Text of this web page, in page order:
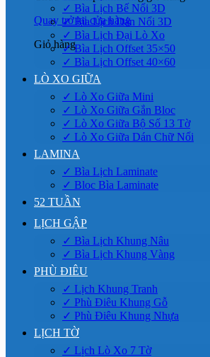
Quay trở lại cửa hàng
Giỏ hàng
✓ Bìa Lịch Bế Nổi 3D
✓ Bìa Lịch Dán Nổi 3D
✓ Bìa Lịch Đại Lò Xo
✓ Bìa Lịch Offset 35×50
✓ Bìa Lịch Offset 40×60
LÒ XO GIỮA
✓ Lò Xo Giữa Mini
✓ Lò Xo Giữa Gắn Bloc
✓ Lò Xo Giữa Bộ Số 13 Tờ
✓ Lò Xo Giữa Dán Chữ Nổi
LAMINA
✓ Bìa Lịch Laminate
✓ Bloc Bìa Laminate
52 TUẦN
LỊCH GẬP
✓ Bìa Lịch Khung Nâu
✓ Bìa Lịch Khung Vàng
PHÙ ĐIÊU
✓ Lịch Khung Tranh
✓ Phù Điêu Khung Gỗ
✓ Phù Điêu Khung Nhựa
LỊCH TỜ
✓ Lịch Lò Xo 7 Tờ